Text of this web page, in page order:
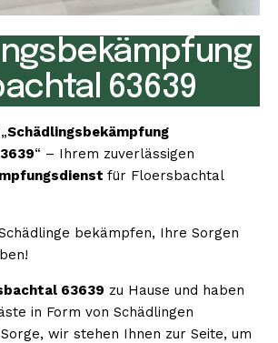
63639
Schädlingsbekämpfung
“ – Ihrem zuverlässigen
für Floersbachtal
bekämpfen, Ihre Sorgen
63639 zu Hause und haben
in Form von Schädlingen
wir stehen Ihnen zur Seite, um